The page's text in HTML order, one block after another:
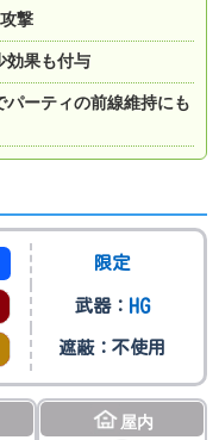
撃
効果も付与
パーティの前線維持にも
限定
武器： HG
遮蔽：不使用
屋内